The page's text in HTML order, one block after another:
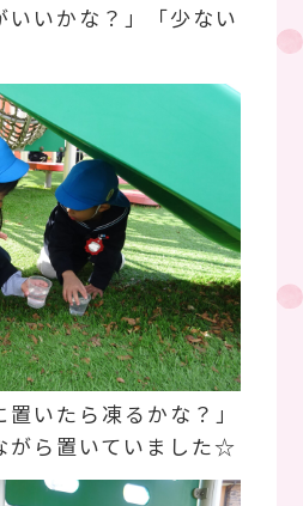
いいかな？」「少ない
いたら凍るかな？」
がら置いていました☆